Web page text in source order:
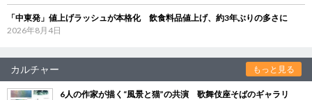
「中東発」値上げラッシュが本格化 飲食料品値上げ、約3年ぶりの多さに
2026年8月4日
カルチャー もっと見る
6人の作家が描く“風景と猫”の共演 歌舞伎座そばのギャラリ